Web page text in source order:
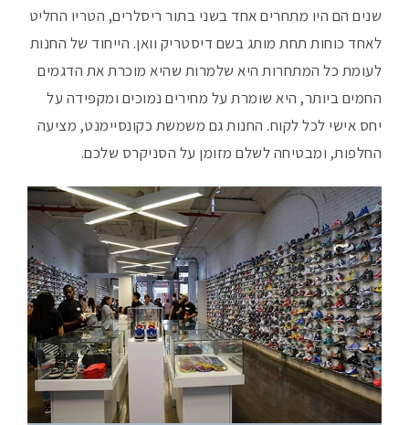
שנים הם היו מתחרים אחד בשני בתור ריסלרים, הטריו החליט
לאחד כוחות תחת מותג בשם דיסטריק וואן. הייחוד של החנות
לעומת כל המתחרות היא שלמרות שהיא מוכרת את הדגמים
החמים ביותר, היא שומרת על מחירים נמוכים ומקפידה על
יחס אישי לכל לקוח. החנות גם משמשת כקונסיימנט, מציעה
החלפות, ומבטיחה לשלם מזומן על הסניקרס שלכם.